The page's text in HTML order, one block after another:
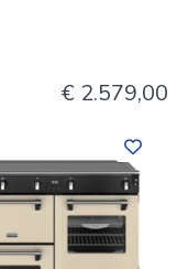
€ 2.579,00